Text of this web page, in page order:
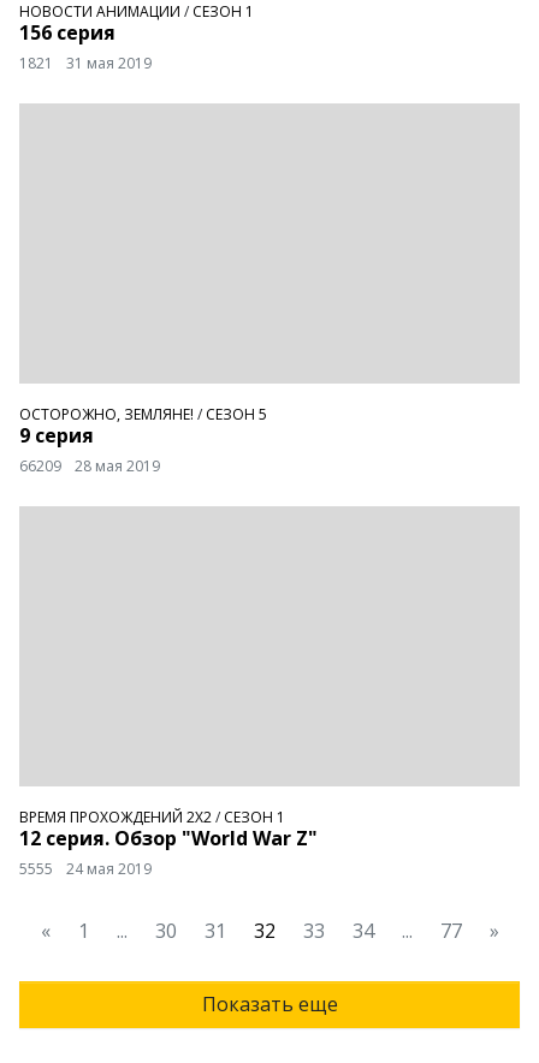
НОВОСТИ АНИМАЦИИ / СЕЗОН 1
156 серия
1821 31 мая 2019
ОСТОРОЖНО, ЗЕМЛЯНЕ! / СЕЗОН 5
9 серия
66209 28 мая 2019
ВРЕМЯ ПРОХОЖДЕНИЙ 2Х2/ СЕЗОН 1
12 серия. Обзор "World War Z"
5555 24 мая 2019
« 1 ... 30 31 32 33 34 ... 77 »
Показать еще